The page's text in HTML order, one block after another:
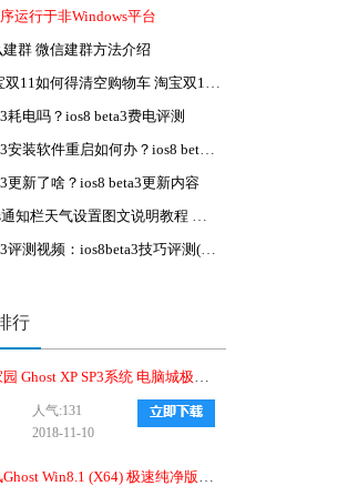
运行于非Windows平台
群 微信建群方法介绍
如何得清空购物车 淘宝双11清空购物车活动
耗电吗？ios8 beta3费电评测
件重启如何办？ios8 beta3无法安装软件处理方法
更新了啥？ios8 beta3更新内容
天气设置图文说明教程 苹果5s通知栏显示天气步骤
测视频：ios8beta3技巧评测(附固件下载)
行
XP SP3系统 电脑城极速装机版 201810月 ISO镜像下载
人气:131
2018-11-10
(X64) 极速纯净版2019年1月免激活) ISO镜像免费下载